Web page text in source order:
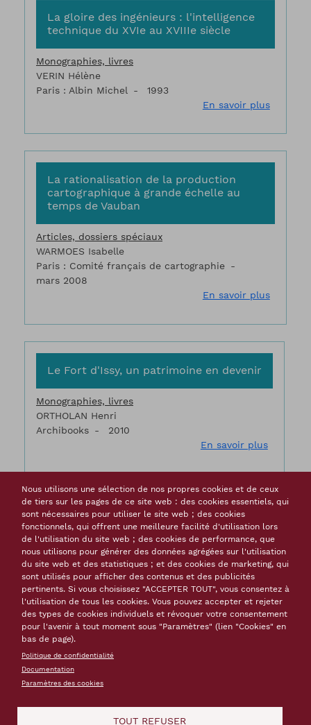
La gloire des ingénieurs : l'intelligence
technique du XVIe au XVIIIe siècle
Monographies, livres
VERIN Hélène
Paris : Albin Michel
1993
En savoir plussur La
La rationalisation de la production
cartographique à grande échelle au
temps de Vauban
Articles, dossiers spéciaux
WARMOES Isabelle
Paris : Comité français de cartographie
mars 2008
En savoir plussur La
Le Fort d'Issy, un patrimoine en devenir
Monographies, livres
ORTHOLAN Henri
Archibooks
2010
En savoir plussur Le
Le général Séré de Rivières : le Vauban
de la revanche
Monographies, livres
ORTHOLAN Henri, TRUTTMANN Philippe, DEVAUX
Bernard
Paris : Bernard Giovanangeli
2003
En savoir plus
témoignage des pierres
Nous utilisons une sélection de nos propres cookies et de ceux
de tiers sur les pages de ce site web : des cookies essentiels, qui
sont nécessaires pour utiliser le site web ; des cookies
fonctionnels, qui offrent une meilleure facilité d'utilisation lors
de l'utilisation du site web ; des cookies de performance, que
nous utilisons pour générer des données agrégées sur l'utilisation
du site web et des statistiques ; et des cookies de marketing, qui
sont utilisés pour afficher des contenus et des publicités
pertinents. Si vous choisissez "ACCEPTER TOUT", vous consentez à
l'utilisation de tous les cookies. Vous pouvez accepter et rejeter
des types de cookies individuels et révoquer votre consentement
pour l'avenir à tout moment sous "Paramètres" (lien "Cookies" en
bas de page).
Politique de confidentialité
Documentation
Paramètres des cookies
TOUT REFUSER